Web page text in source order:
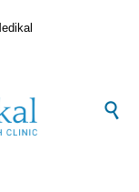
